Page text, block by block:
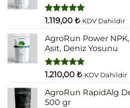
5 üzerinden
oy
aldı
1.119,00 ₺ KDV Dahildir
AgroRun Power
Asit, Deniz Yosunu
5 üzerinden
oy
aldı
1.210,00 ₺ KDV Dahildir
AgroRun RapidAlg
500 gr